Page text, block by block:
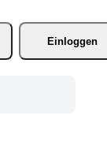
Einloggen